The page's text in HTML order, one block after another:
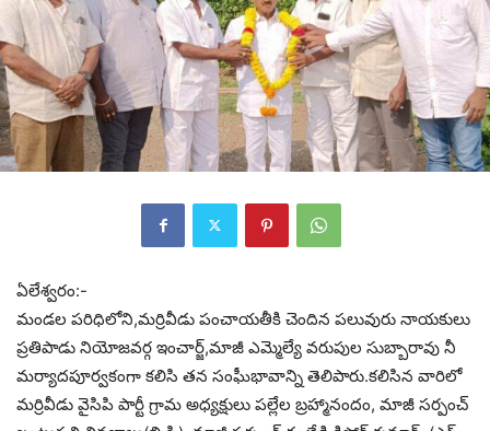
ఏలేశ్వరం:-
మండల పరిధిలోని,మర్రివీడు పంచాయతీకి చెందిన పలువురు నాయకులు
ప్రతిపాడు నియోజవర్గ ఇంచార్జ్,మాజీ ఎమ్మెల్యే వరుపుల సుబ్బారావు నీ
మర్యాదపూర్వకంగా కలిసి తన సంఘీభావాన్ని తెలిపారు.కలిసిన వారిలో
మర్రివీడు వైసిపి పార్టీ గ్రామ అధ్యక్షులు పల్లేల బ్రహ్మానందం, మాజీ సర్పంచ్